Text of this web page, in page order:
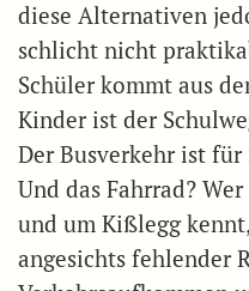
diese Alternativen
schlicht nicht
Schüler kommt aus
Kinder ist der
Der Busverkehr ist
Und das Fahrrad?
und um Kißlegg
angesichts fehlender